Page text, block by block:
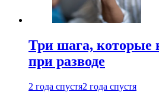
Три шага, которые
при разводе
2 года спустя2 года спустя